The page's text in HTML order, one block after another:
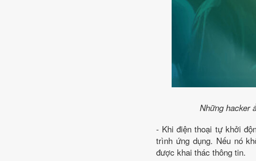
Những hacker
- Khi điện thoại tự khởi
trình ứng dụng. Nếu nó
được khai thác thông tin.